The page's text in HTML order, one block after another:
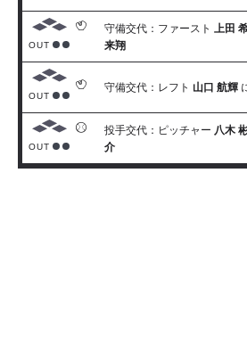
OUT
守備交代：ファースト 上田
来翔
OUT
守備交代：レフト 山口 航輝
OUT
投手交代：ピッチャー 八木
介